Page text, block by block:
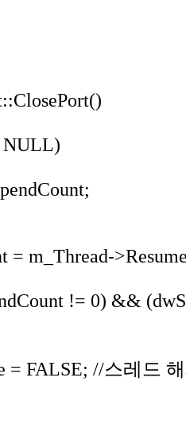
NULL)
= m_Thread-
!= 0) &&
= FALSE; //스레드